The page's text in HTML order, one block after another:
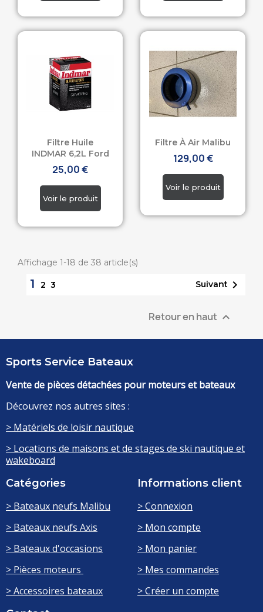
Filtre Huile
INDMAR 6,2L Ford
25,00 €
Filtre À Air Malibu
129,00 €
Affichage 1-18 de 38 article(s)
1 2 3 Suivant 
Retour en haut 
Sports Service Bateaux
Vente de pièces détachées pour moteurs et bateaux
Découvrez nos autres sites :
> Matériels de loisir nautique
> Locations de maisons et de stages de ski nautique et
wakeboard
Catégories
> Bateaux neufs Malibu
> Bateaux neufs Axis
> Bateaux d'occasions
> Pièces moteurs
> Accessoires bateaux
Informations client
> Connexion
> Mon compte
> Mon panier
> Mes commandes
> Créer un compte